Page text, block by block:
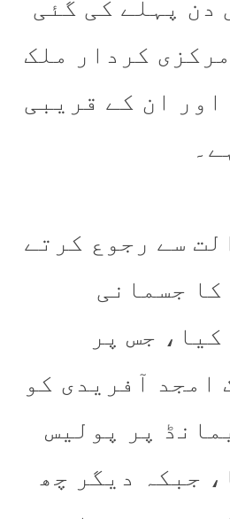
دن پہلے کی گئی
کردار ملک
اور ان کے قریبی
سے رجوع کرتے
کا جسمانی
جس پر
امجد آفریدی کو
پر پولیس
جبکہ دیگر چھ